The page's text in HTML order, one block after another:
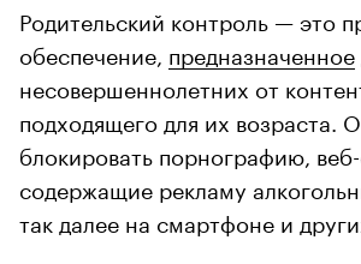
Родительский контроль — это
обеспечение, предназначенное
несовершеннолетних от
подходящего для их возраста.
блокировать порнографию,
содержащие рекламу
так далее на смартфоне и